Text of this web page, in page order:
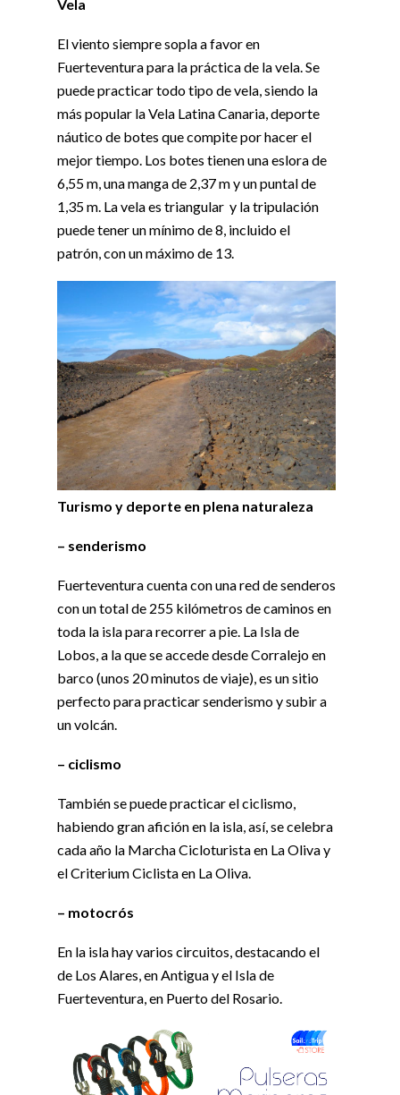
Vela
El viento siempre sopla a favor en
Fuerteventura para la práctica de la vela. Se
puede practicar todo tipo de vela, siendo la
más popular la Vela Latina Canaria, deporte
náutico de botes que compite por hacer el
mejor tiempo. Los botes tienen una eslora de
6,55 m, una manga de 2,37 m y un puntal de
1,35 m. La vela es triangular y la tripulación
puede tener un mínimo de 8, incluido el
patrón, con un máximo de 13.
Turismo y deporte en plena naturaleza
– senderismo
Fuerteventura cuenta con una red de senderos
con un total de 255 kilómetros de caminos en
toda la isla para recorrer a pie. La Isla de
Lobos, a la que se accede desde Corralejo en
barco (unos 20 minutos de viaje), es un sitio
perfecto para practicar senderismo y subir a
un volcán.
– ciclismo
También se puede practicar el ciclismo,
habiendo gran afición en la isla, así, se celebra
cada año la Marcha Cicloturista en La Oliva y
el Criterium Ciclista en La Oliva.
– motocrós
En la isla hay varios circuitos, destacando el
de Los Alares, en Antigua y el Isla de
Fuerteventura, en Puerto del Rosario.